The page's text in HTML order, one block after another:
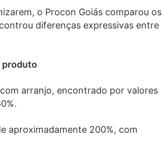
o Procon Goiás comparou os
diferenças expressivas entre
produto
arranjo, encontrado por valores
aproximadamente 200%, com